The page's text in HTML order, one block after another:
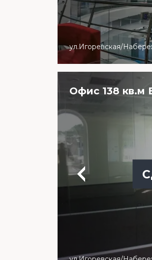
ул.Игоревская/
Офис 138 кв.м